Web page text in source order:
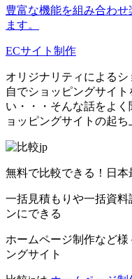
豊富な機能を組み合わ
ます。
ECサイト制作
オリジナリティによる
自でショッピングサイ
い・・・そんな話をよ
ョッピングサイトの起
無料で比較できる！日本
一括見積もりや一括資
ンにできる
ホームページ制作など
ングサイト